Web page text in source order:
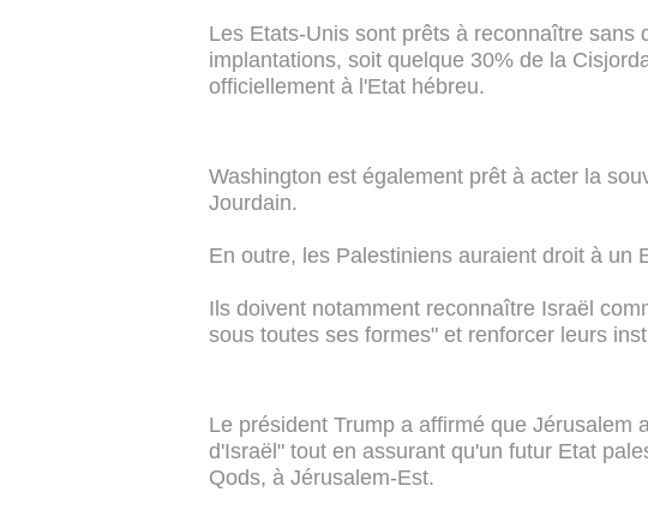
Les Etats-Unis sont prêts à reconnaître sans
implantations, soit quelque 30% de la
officiellement à l'Etat hébreu.
Washington est également prêt à acter la
Jourdain.
En outre, les Palestiniens auraient droit à un
Ils doivent notamment reconnaître Israël
sous toutes ses formes" et renforcer leurs
Le président Trump a affirmé que Jérusalem
d'Israël" tout en assurant qu'un futur Etat
Qods, à Jérusalem-Est.